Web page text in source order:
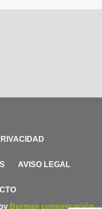
AVISO LEGAL
Burman comunicación